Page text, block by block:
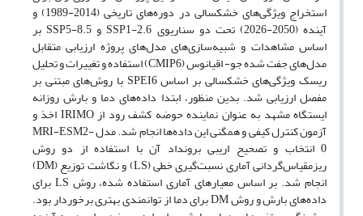
استخراج ویژگی‌های خشکسالی در دوره‌های تاریخی (2014-1989) و
آینده (2050-2026) تحت دو سناریوی SSP1-2.6 و SSP5-8.5 بر
اساس مشاهدات و شبیه‌سازی‌های مدل‌های پروژه ارزیابی متقابل
مدل‌های جفت شده جو- اقیانوس (CMIP6) استفاده و تغییرات و تحلیل
ریسک ویژگی‌های خشکسالی بر اساس SPEI6 با روش‌های مبتنی بر
مفصل ارزیابی شد. بدین منظور، ابتدا داده‌های دما و بارش روزانه
ایستگاه مشهد به عنوان نماینده حوضه کشف رود از IRIMO اخذ و
آزمون کنترل کیفی و همگنی این داده‌ها انجام شد. مدل MRI-ESM2-
0 انتخاب و تصحیح اریبی برونداد آن با استفاده از دو روش
ریزمقیاس‌گردانی آماری نسبت‌گیری خطی (LS) و نگاشت توزیع (DM)
انجام شد. بر اساس معیارهای آماری استفاده شده، روش LS برای
داده‌های بارش و روش DM برای دما از توانمندی بهتری برخوردار بود.